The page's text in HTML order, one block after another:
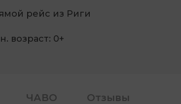
рейс из Риги
возраст: 0+
ЧАВО Отзывы